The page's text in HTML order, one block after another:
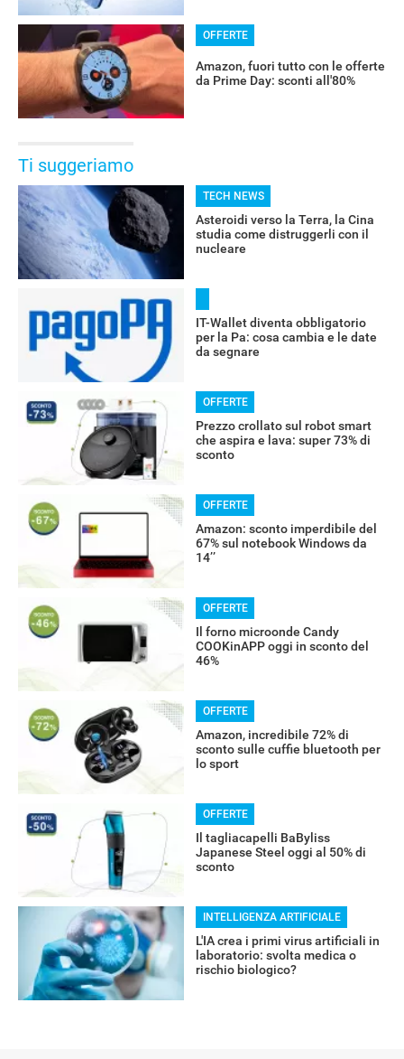
RECENSIONI
OFFERTE
Amazon, fuori tutto con le offerte
da Prime Day: sconti all'80%
Ti suggeriamo
TECH NEWS
Asteroidi verso la Terra, la Cina
studia come distruggerli con il
nucleare
IT-Wallet diventa obbligatorio
per la Pa: cosa cambia e le date
da segnare
OFFERTE
Prezzo crollato sul robot smart
che aspira e lava: super 73% di
sconto
OFFERTE
Amazon: sconto imperdibile del
67% sul notebook Windows da
14’’
OFFERTE
Il forno microonde Candy
COOKinAPP oggi in sconto del
46%
OFFERTE
Amazon, incredibile 72% di
sconto sulle cuffie bluetooth per
lo sport
OFFERTE
Il tagliacapelli BaByliss
Japanese Steel oggi al 50% di
sconto
INTELLIGENZA ARTIFICIALE
L'IA crea i primi virus artificiali in
laboratorio: svolta medica o
rischio biologico?